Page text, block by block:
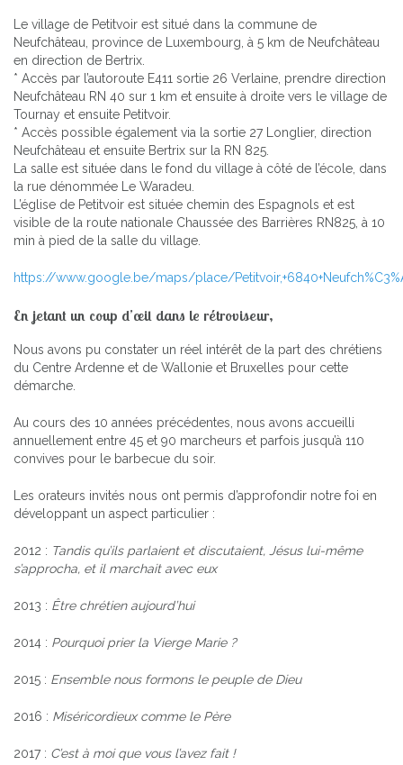
Le village de Petitvoir est situé dans la commune de
Neufchâteau, province de Luxembourg, à 5 km de Neufchâteau
en direction de Bertrix.
* Accès par l’autoroute E411 sortie 26 Verlaine, prendre direction
Neufchâteau RN 40 sur 1 km et ensuite à droite vers le village de
Tournay et ensuite Petitvoir.
* Accès possible également via la sortie 27 Longlier, direction
Neufchâteau et ensuite Bertrix sur la RN 825.
La salle est située dans le fond du village à côté de l’école, dans
la rue dénommée Le Waradeu.
L’église de Petitvoir est située chemin des Espagnols et est
visible de la route nationale Chaussée des Barrières RN825, à 10
min à pied de la salle du village.
https://www.google.be/maps/place/
En jetant un coup d’œil dans le rétroviseur,
Nous avons pu constater un réel intérêt de la part des chrétiens
du Centre Ardenne et de Wallonie et Bruxelles pour cette
démarche.
Au cours des 10 années précédentes, nous avons accueilli
annuellement entre 45 et 90 marcheurs et parfois jusqu’à 110
convives pour le barbecue du soir.
Les orateurs invités nous ont permis d’approfondir notre foi en
développant un aspect particulier :
2012 : Tandis qu’ils parlaient et discutaient, Jésus lui-même
s’approcha, et il marchait avec eux
2013 : Être chrétien aujourd’hui
2014 : Pourquoi prier la Vierge Marie ?
2015 : Ensemble nous formons le peuple de Dieu
2016 : Miséricordieux comme le Père
2017 : C’est à moi que vous l’avez fait !